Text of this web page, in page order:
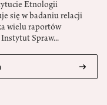
Etnologii
się w badaniu relacji
wielu raportów
Spraw...